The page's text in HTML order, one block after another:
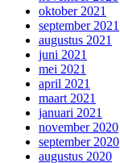
oktober 2021
september 2021
augustus 2021
juni 2021
mei 2021
april 2021
maart 2021
januari 2021
november 2020
september 2020
augustus 2020